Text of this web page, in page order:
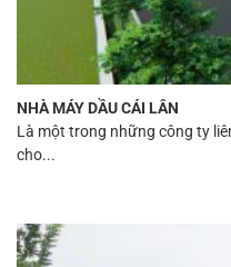
NHÀ MÁY DẦU CÁI LÂN
Là một trong những công ty
cho...